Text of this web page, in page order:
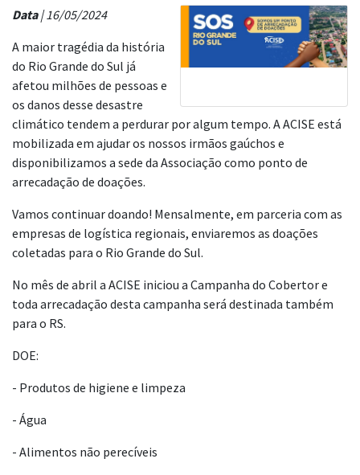
Data| 16/05/2024
A maior tragédia da história
do Rio Grande do Sul já
afetou milhões de pessoas e
os danos desse desastre
climático tendem a perdurar por algum tempo. A ACISE está
mobilizada em ajudar os nossos irmãos gaúchos e
disponibilizamos a sede da Associação como ponto de
arrecadação de doações.
Vamos continuar doando! Mensalmente, em parceria com as
empresas de logística regionais, enviaremos as doações
coletadas para o Rio Grande do Sul.
No mês de abril a ACISE iniciou a Campanha do Cobertor e
toda arrecadação desta campanha será destinada também
para o RS.
DOE:
- Produtos de higiene e limpeza
- Água
- Alimentos não perecíveis